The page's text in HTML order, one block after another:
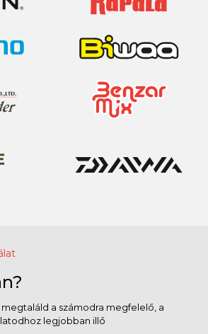
a számodra megfelelő, a
legjobban illő